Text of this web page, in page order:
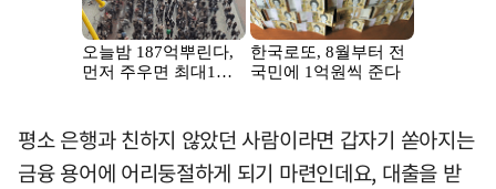
평소 은행과 친하지 않았던 사람이라면 갑자기 쏟아지는
금융 용어에 어리둥절하게 되기 마련인데요, 대출을 받